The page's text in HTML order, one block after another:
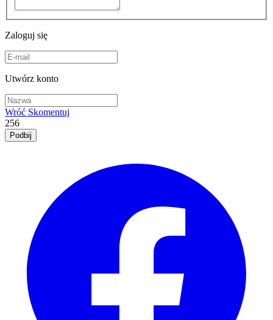
Zaloguj się
Utwórz konto
Wróć Skomentuj
256
Podbij